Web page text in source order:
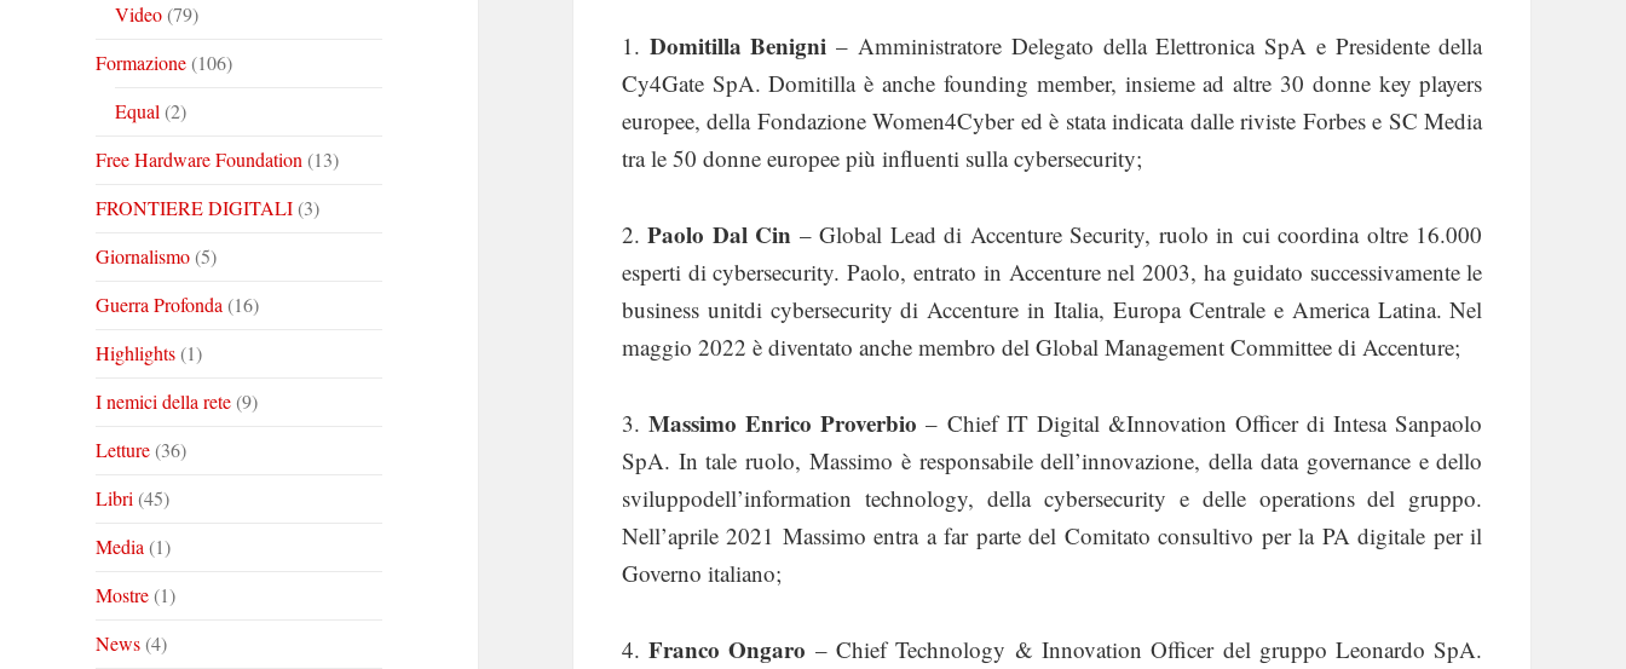
Video(79)
Formazione(106)
Equal (2)
Free Hardware Foundation (13)
FRONTIERE DIGITALI(3)
Giornalismo(5)
Guerra Profonda (16)
Highlights(1)
I nemici della rete(9)
Letture(36)
Libri (45)
Media (1)
Mostre(1)
News(4)
1. Domitilla Benigni– Amministratore Delegato della Elettronica SpA e Presidente della
Cy4Gate SpA. Domitilla è anche founding member, insieme ad altre 30 donne key players
europee, della Fondazione Women4Cyber ed è stata indicata dalle riviste Forbes e SC Media
tra le 50 donne europee più influenti sulla cybersecurity;
2.Paolo Dal Cin – Global Lead di Accenture Security, ruolo in cui coordina oltre 16.000
esperti di cybersecurity. Paolo, entrato in Accenture nel 2003, ha guidato successivamente le
business unitdi cybersecurity di Accenture in Italia, Europa Centrale e America Latina. Nel
maggio 2022 è diventato anche membro del Global Management Committee di Accenture;
3. Massimo Enrico Proverbio– Chief IT Digital &Innovation Officer di Intesa Sanpaolo
SpA. In tale ruolo, Massimo è responsabile dell’innovazione, della data governance e dello
sviluppodell’information technology, della cybersecurity e delle operations del gruppo.
Nell’aprile 2021 Massimo entra a far parte del Comitato consultivo per la PA digitale per il
Governo italiano;
4.Franco Ongaro – Chief Technology & Innovation Officer del gruppo Leonardo SpA.